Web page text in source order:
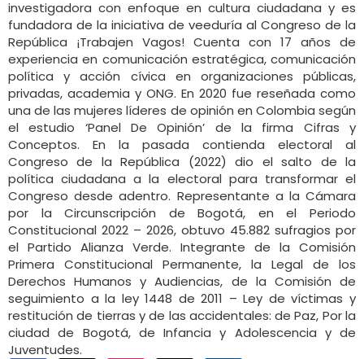
investigadora con enfoque en cultura ciudadana y es
fundadora de la iniciativa de veeduría al Congreso de la
República ¡Trabajen Vagos! Cuenta con 17 años de
experiencia en comunicación estratégica, comunicación
política y acción cívica en organizaciones públicas,
privadas, academia y ONG. En 2020 fue reseñada como
una de las mujeres líderes de opinión en Colombia según
el estudio ‘Panel De Opinión’ de la firma Cifras y
Conceptos. En la pasada contienda electoral al
Congreso de la República (2022) dio el salto de la
política ciudadana a la electoral para transformar el
Congreso desde adentro. Representante a la Cámara
por la Circunscripción de Bogotá, en el Periodo
Constitucional 2022 – 2026, obtuvo 45.882 sufragios por
el Partido Alianza Verde. Integrante de la Comisión
Primera Constitucional Permanente, la Legal de los
Derechos Humanos y Audiencias, de la Comisión de
seguimiento a la ley 1448 de 2011 – Ley de víctimas y
restitución de tierras y de las accidentales: de Paz, Por la
ciudad de Bogotá, de Infancia y Adolescencia y de
Juventudes.